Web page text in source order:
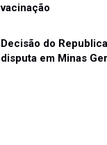
vacinação
Decisão do
disputa em Minas